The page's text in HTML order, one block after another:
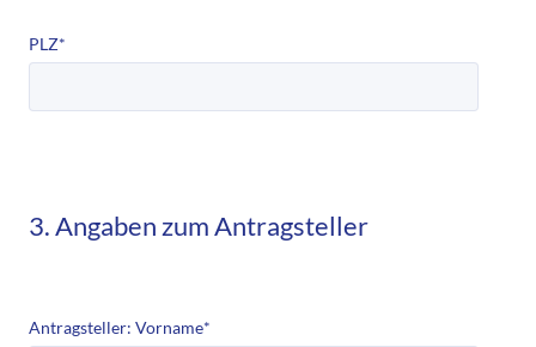
PLZ*
3. Angaben zum Antragsteller
Antragsteller: Vorname*